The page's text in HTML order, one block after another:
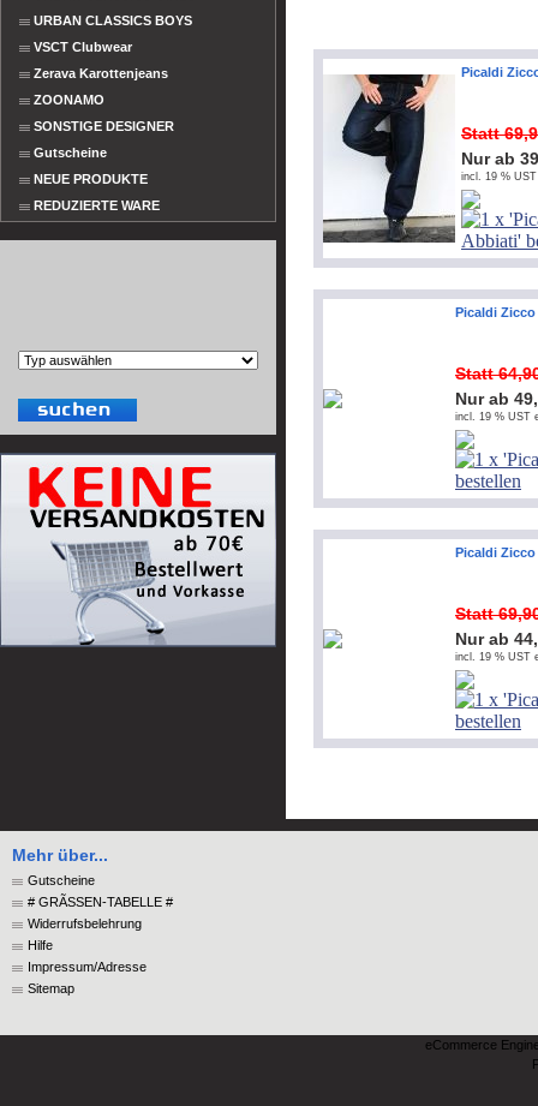
URBAN CLASSICS BOYS
VSCT Clubwear
Zerava Karottenjeans
ZOONAMO
SONSTIGE DESIGNER
Gutscheine
NEUE PRODUKTE
REDUZIERTE WARE
Picaldi
Statt
Nur ab
incl. 19 %
Picaldi Zicco
Statt
Nur ab
incl. 19 % UST
Picaldi
Statt
Nur ab
incl. 19 % UST
Mehr über...
Gutscheine
# GRÃSSEN-TABELLE #
Widerrufsbelehrung
Hilfe
Impressum/Adresse
Sitemap
eCommerce